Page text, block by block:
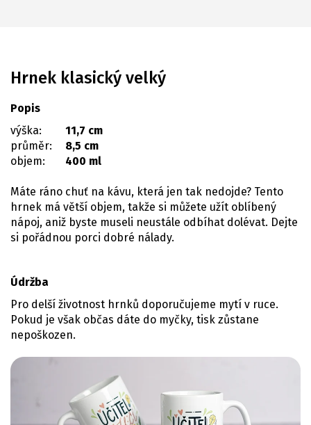
Hrnek klasický velký
Popis
výška:
11,7 cm
průměr:
8,5 cm
objem:
400 ml
Máte ráno chuť na kávu, která jen tak nedojde? Tento
hrnek má větší objem, takže si můžete užít oblíbený
nápoj, aniž byste museli neustále odbíhat dolévat. Dejte
si pořádnou porci dobré nálady.
Údržba
Pro delší životnost hrnků doporučujeme mytí v ruce.
Pokud je však občas dáte do myčky, tisk zůstane
nepoškozen.